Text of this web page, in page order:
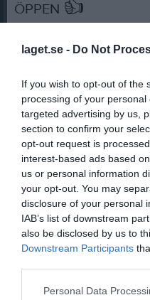
laget.se - Do Not
If you wish to opt-out of the
processing of your
targeted advertising by us,
section to confirm your
opt-out request is
interest-based ads based
us or personal information
your opt-out. You may
disclosure of your personal
IAB’s list of downstream
also be disclosed by us to
Downstream Participants
Personal Data
ÖPPEN 👍
Öppettider:
Vi öppnade den 17
Öppettider under
april:
Måndag - Torsdag:
OBS! Ingen